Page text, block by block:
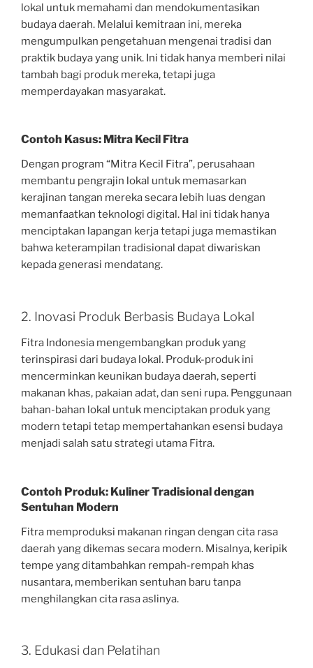
lokal untuk memahami dan mendokumentasikan
budaya daerah. Melalui kemitraan ini, mereka
mengumpulkan pengetahuan mengenai tradisi dan
praktik budaya yang unik. Ini tidak hanya memberi nilai
tambah bagi produk mereka, tetapi juga
memperdayakan masyarakat.
Contoh Kasus: Mitra Kecil Fitra
Dengan program “Mitra Kecil Fitra”, perusahaan
membantu pengrajin lokal untuk memasarkan
kerajinan tangan mereka secara lebih luas dengan
memanfaatkan teknologi digital. Hal ini tidak hanya
menciptakan lapangan kerja tetapi juga memastikan
bahwa keterampilan tradisional dapat diwariskan
kepada generasi mendatang.
2. Inovasi Produk Berbasis Budaya Lokal
Fitra Indonesia mengembangkan produk yang
terinspirasi dari budaya lokal. Produk-produk ini
mencerminkan keunikan budaya daerah, seperti
makanan khas, pakaian adat, dan seni rupa. Penggunaan
bahan-bahan lokal untuk menciptakan produk yang
modern tetapi tetap mempertahankan esensi budaya
menjadi salah satu strategi utama Fitra.
Contoh Produk: Kuliner Tradisional dengan
Sentuhan Modern
Fitra memproduksi makanan ringan dengan cita rasa
daerah yang dikemas secara modern. Misalnya, keripik
tempe yang ditambahkan rempah-rempah khas
nusantara, memberikan sentuhan baru tanpa
menghilangkan cita rasa aslinya.
3. Edukasi dan Pelatihan